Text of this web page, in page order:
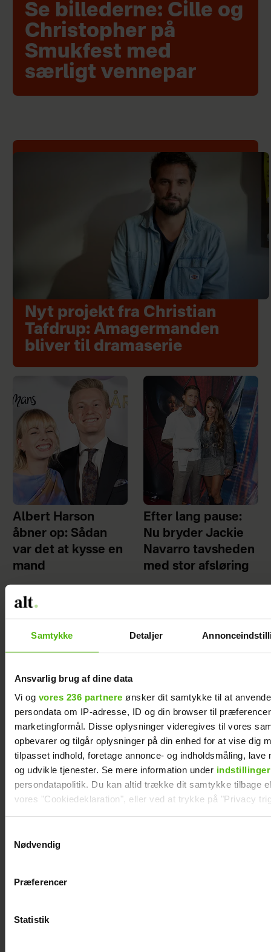
Samtykke Detaljer
Ansvarlig brug af dine data
Vi og vores 236 partnere ønsker dit samtykke til at
persondata om IP-adresse, ID og din browser til
marketingformål. Disse oplysninger videregives til vores
opbevarer og tilgår oplysninger på din enhed for at vise dig
tilpasset indhold, foretage annonce- og indholdsmåling, lave
og udvikle tjenester. Se mere information under indstillinger
persondatapolitik. Du kan altid trække dit samtykke tilbage
vores "Cookiedeklaration", eller ved at trykke på "Privacy
Vi anvender egne cookies og cookies fra tredjeparter til at
generere statistik og huske dine præferencer samt til brug
Nødvendig
Præferencer
Statistik
Se billederne: Cille og
Christopher på
Smukfest med
særligt vennepar
Nyt projekt fra Christian
Tafdrup: Amagermanden
bliver til dramaserie
Albert Harson
åbner op: Sådan
var det at kysse en
mand
Efter lang pause:
Nu bryder Jackie
Navarro tavsheden
med stor afsløring
Jesper Skibby deler stor familieglæde: Skal